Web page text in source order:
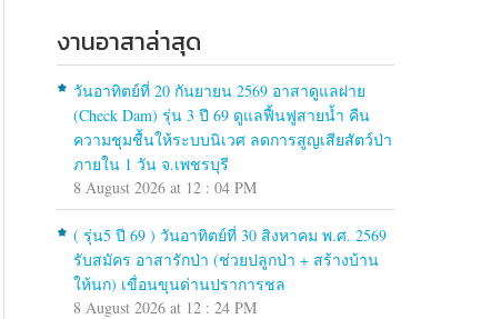
งานอาสาล่าสุด
วันอาทิตย์ที่ 20 กันยายน 2569 อาสาดูแลฝาย
(Check Dam) รุ่น 3 ปี 69 ดูแลฟื้นฟูสายน้ำ คืน
ความชุมชื้นให้ระบบนิเวศ ลดการสูญเสียสัตว์ป่า
ภายใน 1 วัน จ.เพชรบุรี
8 August 2026 at 12 : 04 PM
( รุ่น5 ปี 69 ) วันอาทิตย์ที่ 30 สิงหาคม พ.ศ. 2569
รับสมัคร อาสารักป่า (ช่วยปลูกป่า + สร้างบ้าน
ให้นก) เขื่อนขุนด่านปราการชล
8 August 2026 at 12 : 24 PM